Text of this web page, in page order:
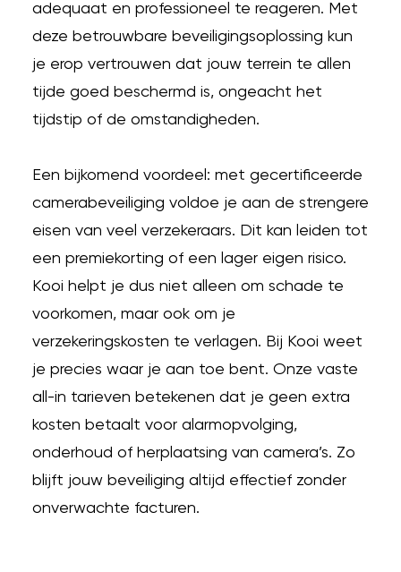
adequaat en professioneel te reageren. Met
deze betrouwbare beveiligingsoplossing kun
je erop vertrouwen dat jouw terrein te allen
tijde goed beschermd is, ongeacht het
tijdstip of de omstandigheden.
Een bijkomend voordeel: met gecertificeerde
camerabeveiliging voldoe je aan de strengere
eisen van veel verzekeraars. Dit kan leiden tot
een premiekorting of een lager eigen risico.
Kooi helpt je dus niet alleen om schade te
voorkomen, maar ook om je
verzekeringskosten te verlagen. Bij Kooi weet
je precies waar je aan toe bent. Onze vaste
all-in tarieven betekenen dat je geen extra
kosten betaalt voor alarmopvolging,
onderhoud of herplaatsing van camera’s. Zo
blijft jouw beveiliging altijd effectief zonder
onverwachte facturen.